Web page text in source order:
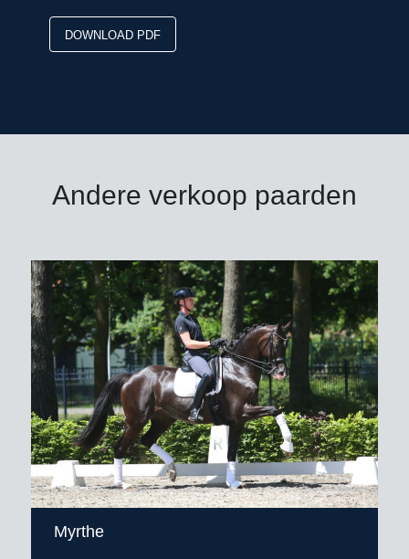
DOWNLOAD PDF
Andere verkoop paarden
Myrthe